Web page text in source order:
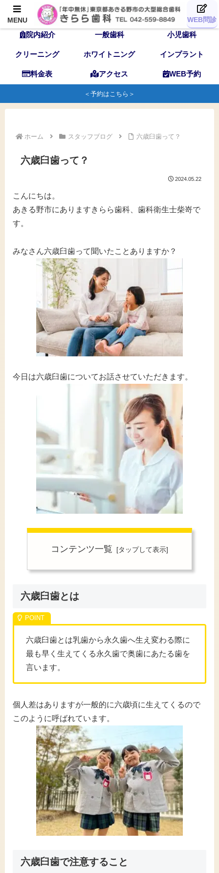
TOP 歯科医師 スタッフ
院内紹介 一般歯科 小児歯科
クリーニング ホワイトニング インプラント
料金表 アクセス WEB予約
＜予約はこちら＞
ホーム スタッフブログ 六歳臼歯って？
六歳臼歯って？
2024.05.22
こんにちは。
あきる野市にありますきらら歯科、歯科衛生士柴嵜で
す。
みなさん六歳臼歯って聞いたことありますか？
今日は六歳臼歯についてお話させていただきます。
コンテンツ一覧
六歳臼歯とは
六歳臼歯とは乳歯から永久歯へ生え変わる際に
最も早く生えてくる永久歯で奥歯にあたる歯を
言います。
個人差はありますが一般的に六歳頃に生えてくるので
このように呼ばれています。
六歳臼歯で注意すること
MENU WEB問診